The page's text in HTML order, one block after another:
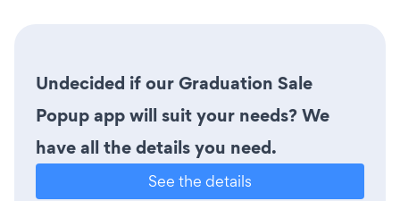
Undecided if our Graduation Sale
Popup app will suit your needs? We
have all the details you need.
See the details